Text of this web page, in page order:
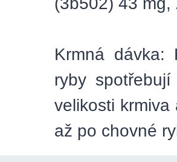
Krmná dávka:
ryby
velikosti
až po chovné